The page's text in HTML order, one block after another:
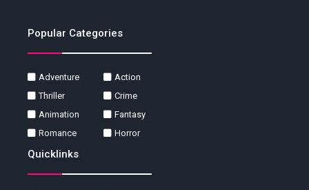
Popular Categories
Adventure
Action
Thriller
Crime
Animation
Fantasy
Romance
Horror
Quicklinks